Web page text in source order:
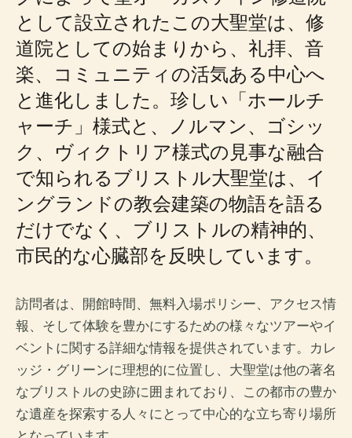
として設立されたこの大聖堂は、修
道院としての始まりから、礼拝、音
楽、コミュニティの活気ある中心へ
と進化しました。珍しい「ホールチ
ャーチ」様式と、ノルマン、ゴシッ
ク、ヴィクトリア様式の見事な融合
で知られるブリストル大聖堂は、イ
ングランドの教会建築の物語を語る
だけでなく、ブリストルの精神的、
市民的な心臓部を反映しています。
訪問者は、開館時間、無料入場ポリシー、アクセス情
報、そして体験を豊かにするための様々なツアーやイ
ベントに関する詳細な情報を提供されています。カレ
ッジ・グリーンに理想的に位置し、大聖堂は他の著名
なブリストルの史跡に囲まれており、この都市の豊か
な遺産を探索する人々にとって中心的な立ち寄り場所